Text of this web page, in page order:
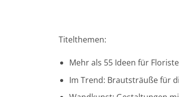
Titelthemen:
Mehr als 55 Ideen für
Im Trend: Brautsträuße für